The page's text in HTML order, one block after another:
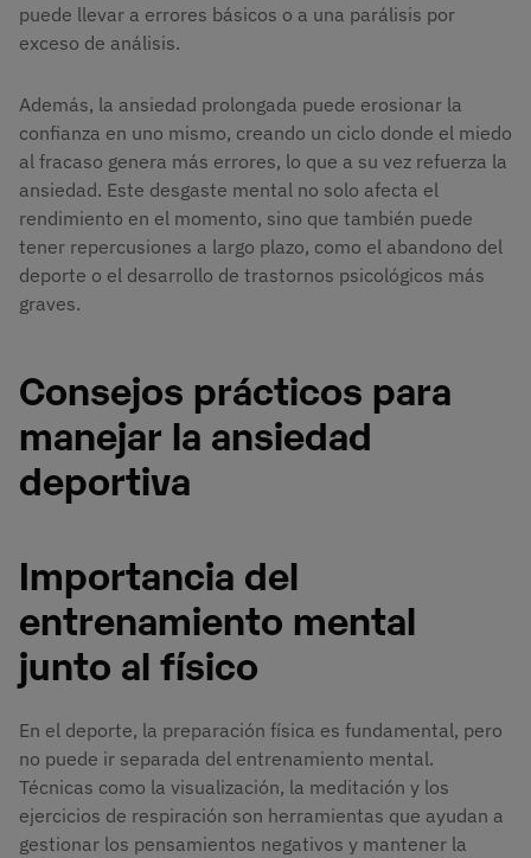
puede llevar a errores básicos o a una parálisis por
exceso de análisis.
Además, la ansiedad prolongada puede erosionar la
confianza en uno mismo, creando un ciclo donde el miedo
al fracaso genera más errores, lo que a su vez refuerza la
ansiedad. Este desgaste mental no solo afecta el
rendimiento en el momento, sino que también puede
tener repercusiones a largo plazo, como el abandono del
deporte o el desarrollo de trastornos psicológicos más
graves.
Consejos prácticos para
manejar la ansiedad
deportiva
Importancia del
entrenamiento mental
junto al físico
En el deporte, la preparación física es fundamental, pero
no puede ir separada del entrenamiento mental.
Técnicas como la visualización, la meditación y los
ejercicios de respiración son herramientas que ayudan a
gestionar los pensamientos negativos y mantener la